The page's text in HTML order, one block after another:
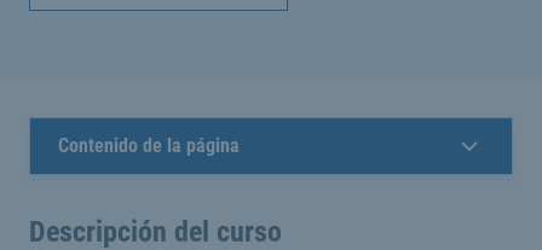
Contenido de la página
Descripción del curso